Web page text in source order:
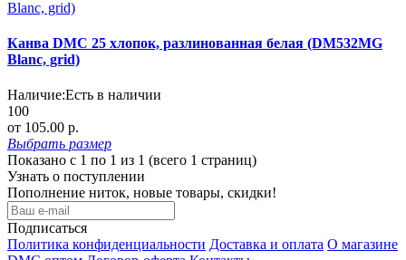
Канва DMC 25 хлопок, разлинованная белая (DM532MG
Blanc, grid)
Наличие:Есть в наличии
100
от 105.00 р.
Выбрать размер
Показано с 1 по 1 из 1 (всего 1 страниц)
Узнать о поступлении
Пополнение ниток, новые товары, скидки!
Подписаться
Политика конфиденциальности Доставка и оплата О магазине